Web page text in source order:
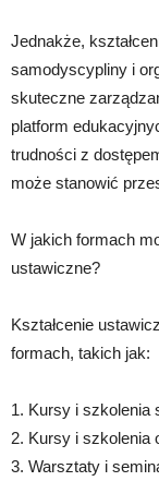
Jednakże,
samodyscypliny i
skuteczne
platform
trudności z
może stanowić
W jakich formach
ustawiczne?
Kształcenie
formach, takich jak:
1. Kursy i szkolenia
2. Kursy i szkolenia
3. Warsztaty i